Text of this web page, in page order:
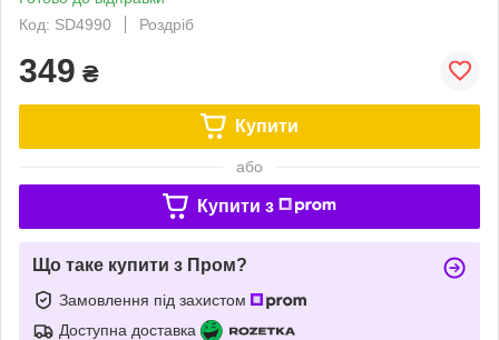
Код: SD4990
Роздріб
349 ₴
Купити
або
Купити з
Що таке купити з Пром?
Замовлення під захистом
Доступна доставка